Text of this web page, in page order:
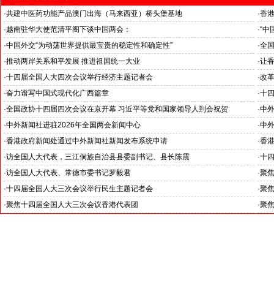
·共建中医药功能产品澳门出海（马来西亚）桥头堡基地 ·香
·越南驻华大使范清平阁下谈中国两会：
“中国经济的稳定发展为越中双边合作注入强劲动力”
·“中
伊
·中国外交“为动荡世界提供最宝贵的稳定性和确定性”
王毅外长记者会勾勒出中国与世界互动新方位
·全
·推动两岸关系和平发展 推进祖国统一大业
聚焦十四届全国人大四次会议台湾代表团
·让
聚
·十四届全国人大四次会议举行经济主题记者会
锚定发展目标 释放政策红利
·改
--中
·奋力谱写中国式现代化广西篇章
--中外新闻社2026全国两会报道之三
·十
--中
·全国政协十四届四次会议在京开幕 习近平等党和国家领导人到会祝贺
--中外新闻社2026全国两会报道之一
·中
外
·中外新闻社进驻2026年全国两会新闻中心 ·中
·香港政府新闻处通过中外新闻社新闻发布系统申请 ·香
·访全国人大代表，三江侗族自治县县委副书记、县长陈震 ·十
·访全国人大代表、常德市委书记罗毅君 ·聚
·十四届全国人大三次会议举行民生主题记者会 ·聚
·聚焦十四届全国人大三次会议香港代表团 ·聚